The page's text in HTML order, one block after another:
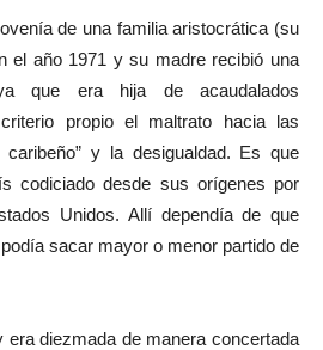
de una familia aristocrática (su
el año 1971 y su madre recibió una
que era hija de acaudalados
propio el maltrato hacia las
caribeño” y la desigualdad. Es que
codiciado desde sus orígenes por
Unidos. Allí dependía de que
sacar mayor o menor partido de
era diezmada de manera concertada